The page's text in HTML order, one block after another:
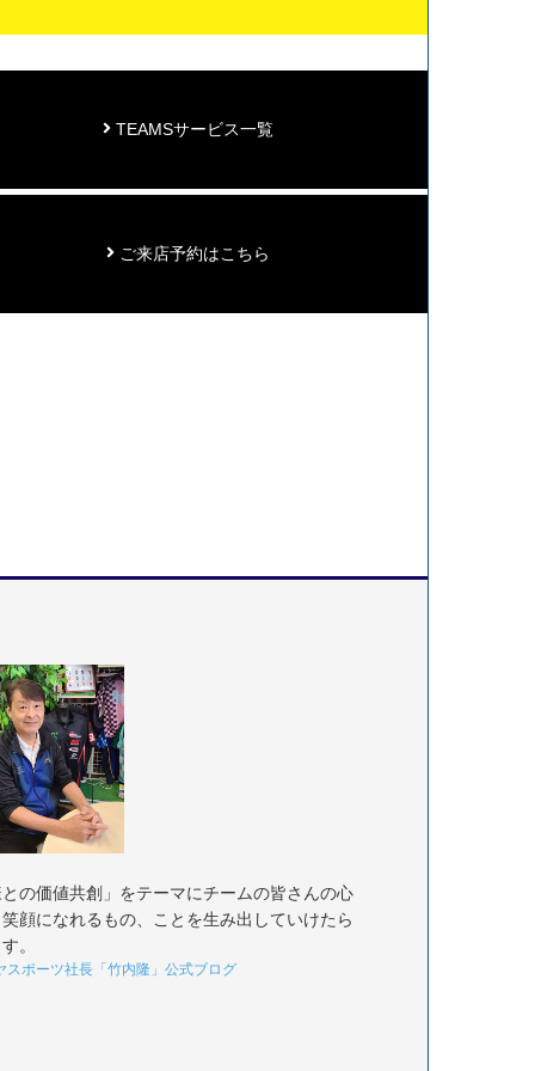
TEAMSサービス一覧
ご来店予約はこちら
の価値共創」をテーマにチームの皆さんの心
顔になれるもの、ことを生み出していけたら
。
スポーツ社長「竹内隆」公式ブログ